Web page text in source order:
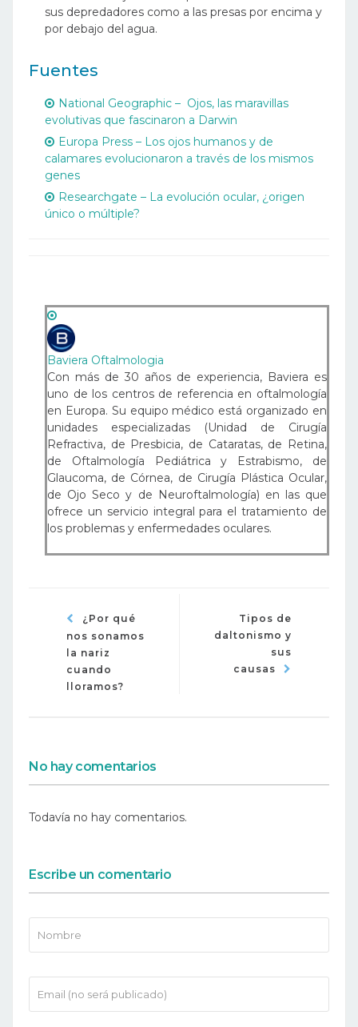
sus depredadores como a las presas por encima y
por debajo del agua.
Fuentes
National Geographic – Ojos, las maravillas
evolutivas que fascinaron a Darwin
Europa Press – Los ojos humanos y de
calamares evolucionaron a través de los mismos
genes
Researchgate – La evolución ocular, ¿origen
único o múltiple?
Baviera Oftalmologia
Con más de 30 años de experiencia, Baviera es
uno de los centros de referencia en oftalmología
en Europa. Su equipo médico está organizado en
unidades especializadas (Unidad de Cirugía
Refractiva, de Presbicia, de Cataratas, de Retina,
de Oftalmología Pediátrica y Estrabismo, de
Glaucoma, de Córnea, de Cirugía Plástica Ocular,
de Ojo Seco y de Neuroftalmología) en las que
ofrece un servicio integral para el tratamiento de
los problemas y enfermedades oculares.
¿Por qué
nos sonamos
la nariz
cuando
lloramos?
Tipos de
daltonismo y
sus
causas
No hay comentarios
Todavía no hay comentarios.
Escribe un comentario